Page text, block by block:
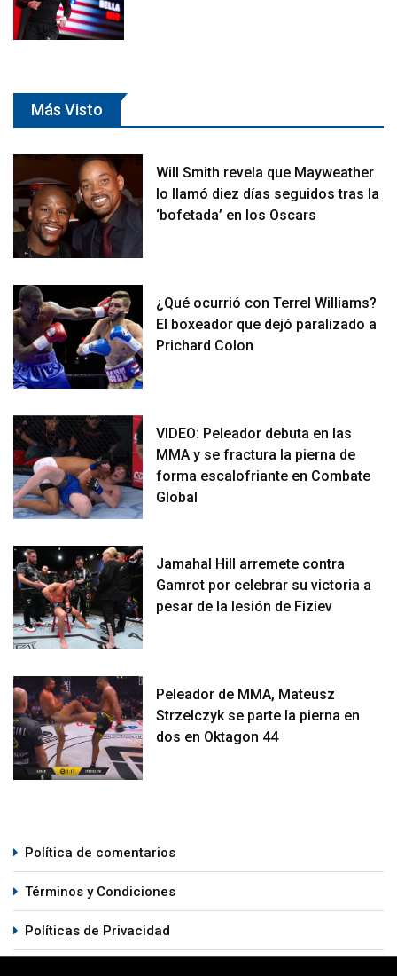
Más Visto
Will Smith revela que Mayweather
lo llamó diez días seguidos tras la
‘bofetada’ en los Oscars
¿Qué ocurrió con Terrel Williams?
El boxeador que dejó paralizado a
Prichard Colon
VIDEO: Peleador debuta en las
MMA y se fractura la pierna de
forma escalofriante en Combate
Global
Jamahal Hill arremete contra
Gamrot por celebrar su victoria a
pesar de la lesión de Fiziev
Peleador de MMA, Mateusz
Strzelczyk se parte la pierna en
dos en Oktagon 44
Política de comentarios
Términos y Condiciones
Políticas de Privacidad